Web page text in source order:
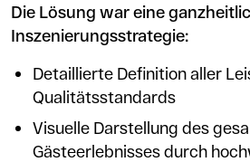
Die Lösung war eine
Inszenierungsstrategie:
Detaillierte Definition aller
Qualitätsstandards
Visuelle Darstellung des
Gästeerlebnisses durch